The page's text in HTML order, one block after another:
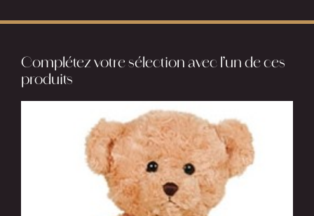
Complétez votre sélection avec l’un de ces
produits